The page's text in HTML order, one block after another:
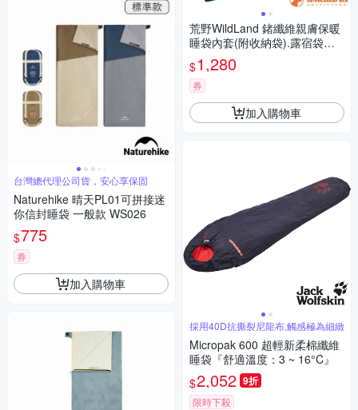
台灣總代理公司貨，安心享保固
Naturehike 晴天PL01可拼接迷
你信封睡袋 一般款 WS026
$775
券
加入購物車
荒野WildLand 鍺纖維親膚保暖
睡袋內套(附收納袋).露宿袋內
袋_土耳其藍
$1,280
券
加入購物車
採用40D抗撕裂尼龍布,觸感極為細緻
Micropak 600 超輕新柔棉纖維
睡袋『舒適溫度：3 ~ 16°C』
$2,052 9折
限時下殺